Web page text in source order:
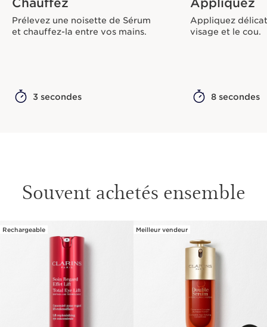
Prélevez une noisette de Sérum
et chauffez-la entre vos mains.
3 secondes
Appliquez
visage et le cou.
8 secondes
Souvent achetés ensemble
ALLER AU CONTENU
Rechargeable Meilleur vendeur